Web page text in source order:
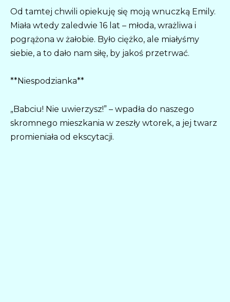
Od tamtej chwili opiekuję się moją wnuczką Emily.
Miała wtedy zaledwie 16 lat – młoda, wrażliwa i
pogrążona w żałobie. Było ciężko, ale miałyśmy
siebie, a to dało nam siłę, by jakoś przetrwać.
**Niespodzianka**
„Babciu! Nie uwierzysz!” – wpadła do naszego
skromnego mieszkania w zeszły wtorek, a jej twarz
promieniała od ekscytacji.